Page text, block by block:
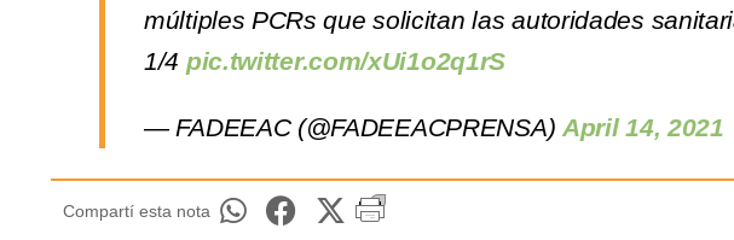
múltiples PCRs que solicitan las autoridades
1/4 pic.twitter.com/xUi1o2q1rS
— FADEEAC (@FADEEACPRENSA) April 14, 2021
Compartí esta nota